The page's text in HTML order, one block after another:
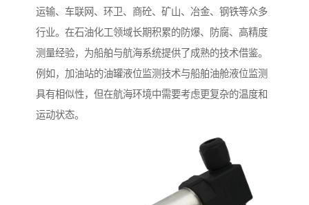
运输、车联网、环卫、商砼、矿山、冶金、钢铁等众多
行业。在石油化工领域长期积累的防爆、防腐、高精度
测量经验，为船舶与航海系统提供了成熟的技术借鉴。
例如，加油站的油罐液位监测技术与船舶油舱液位监测
具有相似性，但在航海环境中需要考虑更复杂的温度和
运动状态。